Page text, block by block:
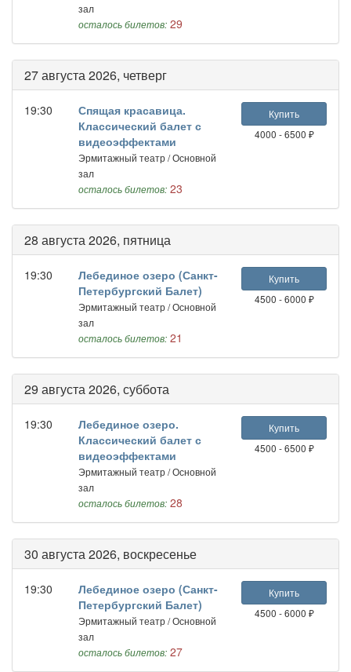
зал
осталось билетов: 29
27 августа 2026, четверг
19:30
Спящая красавица.
Классический балет с
видеоэффектами
Эрмитажный театр / Основной
зал
осталось билетов: 23
Купить
4000 - 6500 ₽
28 августа 2026, пятница
19:30
Лебединое озеро (Санкт-
Петербургский Балет)
Эрмитажный театр / Основной
зал
осталось билетов: 21
Купить
4500 - 6000 ₽
29 августа 2026, суббота
19:30
Лебединое озеро.
Классический балет с
видеоэффектами
Эрмитажный театр / Основной
зал
осталось билетов: 28
Купить
4500 - 6500 ₽
30 августа 2026, воскресенье
19:30
Лебединое озеро (Санкт-
Петербургский Балет)
Эрмитажный театр / Основной
зал
осталось билетов: 27
Купить
4500 - 6000 ₽